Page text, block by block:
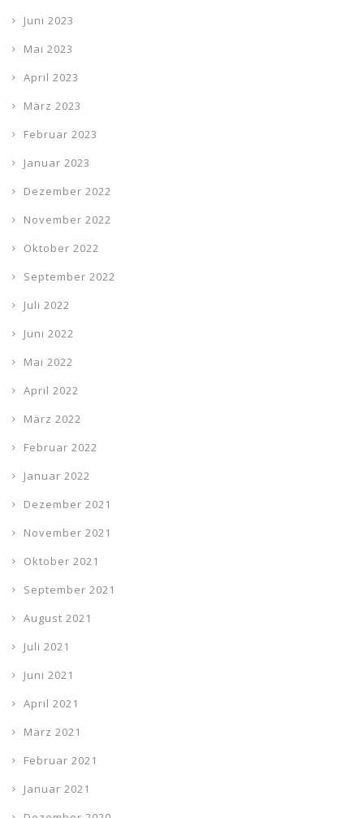
Juni 2023
Mai 2023
April 2023
März 2023
Februar 2023
Januar 2023
Dezember 2022
November 2022
Oktober 2022
September 2022
Juli 2022
Juni 2022
Mai 2022
April 2022
März 2022
Februar 2022
Januar 2022
Dezember 2021
November 2021
Oktober 2021
September 2021
August 2021
Juli 2021
Juni 2021
April 2021
März 2021
Februar 2021
Januar 2021